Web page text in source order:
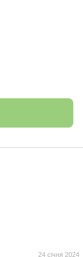
24 січня 2024